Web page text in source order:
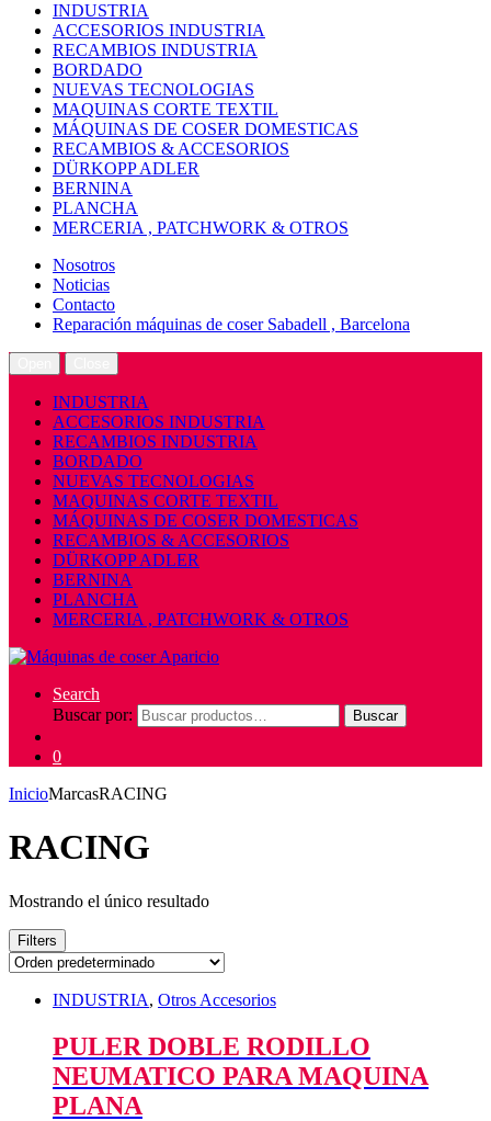
INDUSTRIA
ACCESORIOS INDUSTRIA
RECAMBIOS INDUSTRIA
BORDADO
NUEVAS TECNOLOGIAS
MAQUINAS CORTE TEXTIL
MÁQUINAS DE COSER DOMESTICAS
RECAMBIOS & ACCESORIOS
DÜRKOPP ADLER
BERNINA
PLANCHA
MERCERIA , PATCHWORK & OTROS
Nosotros
Noticias
Contacto
Reparación máquinas de coser Sabadell , Barcelona
INDUSTRIA
ACCESORIOS INDUSTRIA
RECAMBIOS INDUSTRIA
BORDADO
NUEVAS TECNOLOGIAS
MAQUINAS CORTE TEXTIL
MÁQUINAS DE COSER DOMESTICAS
RECAMBIOS & ACCESORIOS
DÜRKOPP ADLER
BERNINA
PLANCHA
MERCERIA , PATCHWORK & OTROS
Search
Buscar por:
Buscar
0
InicioMarcasRACING
RACING
Mostrando el único resultado
Filters
INDUSTRIA, Otros Accesorios
PULER DOBLE RODILLO
NEUMATICO PARA MAQUINA
PLANA